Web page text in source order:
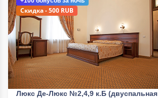
Скидка - 500 RUB
Люкс Де-Люкс №2,4,9 к.Б (двуспальная